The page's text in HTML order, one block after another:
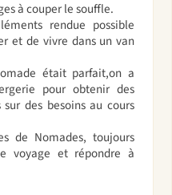
à couper le souffle.
rendue possible
et de vivre dans un van
était parfait,on a
pour obtenir des
des besoins au cours
de Nomades, toujours
voyage et répondre à